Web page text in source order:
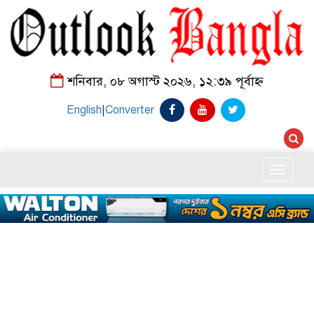
শনিবার, ০৮ অগাস্ট ২০২৬, ১২:৩৯ পূর্বাহ্ন
English|Converter